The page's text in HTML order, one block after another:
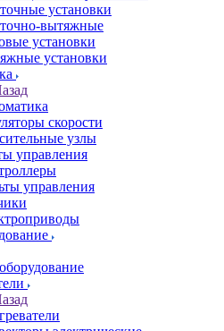
установки
вытяжные
установки
установки
скорости
узлы
управления
управления